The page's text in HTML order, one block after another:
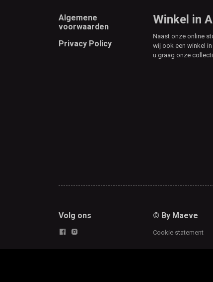
Footer
Algemene
voorwaarden
Privacy Policy
Winkel in
Naast onze online
wij ook een winkel
u graag onze
Volg ons © By Maeve
Cookie statement